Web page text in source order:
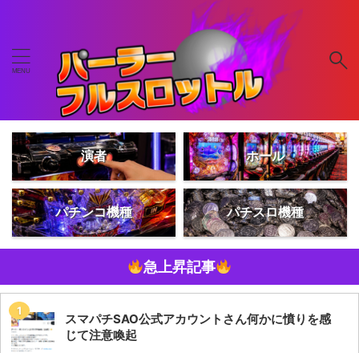
演者 ホール
パチンコ機種 パチスロ機種
急上昇記事
スマパチSAO公式アカウントさん何かに憤りを感
じて注意喚起